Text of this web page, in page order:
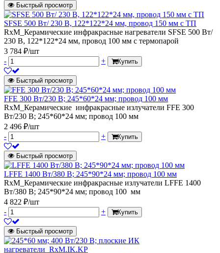
Быстрый просмотр
SFSE 500 Вт/ 230 В, 122*122*24 мм, провод 150 мм с ТП
RxM_Керамические инфракрасные нагреватели SFSE 500 Вт/
230 В, 122*122*24 мм, провод 100 мм с термопарой
3 784 ₽/шт
-
+ Купить
Быстрый просмотр
FFE 300 Вт/230 В; 245*60*24 мм; провод 100 мм
RxM_Керамические инфракрасные излучатели FFE 300
Вт/230 В; 245*60*24 мм; провод 100 мм
2 496 ₽/шт
-
+ Купить
Быстрый просмотр
LFFE 1400 Вт/380 В; 245*90*24 мм; провод 100 мм
RxM_Керамические инфракрасные излучатели LFFE 1400
Вт/380 В; 245*90*24 мм; провод 100 мм
4 822 ₽/шт
-
+ Купить
Быстрый просмотр